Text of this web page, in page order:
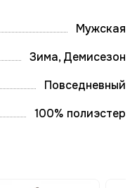
Мужская
Зима, Демисезон
Повседневный
100% полиэстер